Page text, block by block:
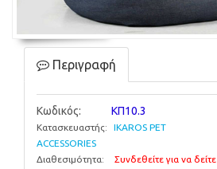
Περιγραφή
Κωδικός: ΚΠ10.3
Κατασκευαστής:
IKAROS PET
ACCESSORIES
Διαθεσιμότητα:
Συνδεθείτε για να δείτε